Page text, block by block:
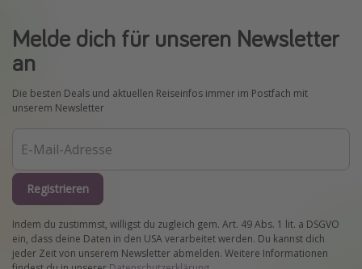
Melde dich für unseren Newsletter
an
Die besten Deals und aktuellen Reiseinfos immer im Postfach mit
unserem Newsletter
Registrieren
Indem du zustimmst, willigst du zugleich gem. Art. 49 Abs. 1 lit. a DSGVO
ein, dass deine Daten in den USA verarbeitet werden. Du kannst dich
jeder Zeit von unserem Newsletter abmelden. Weitere Informationen